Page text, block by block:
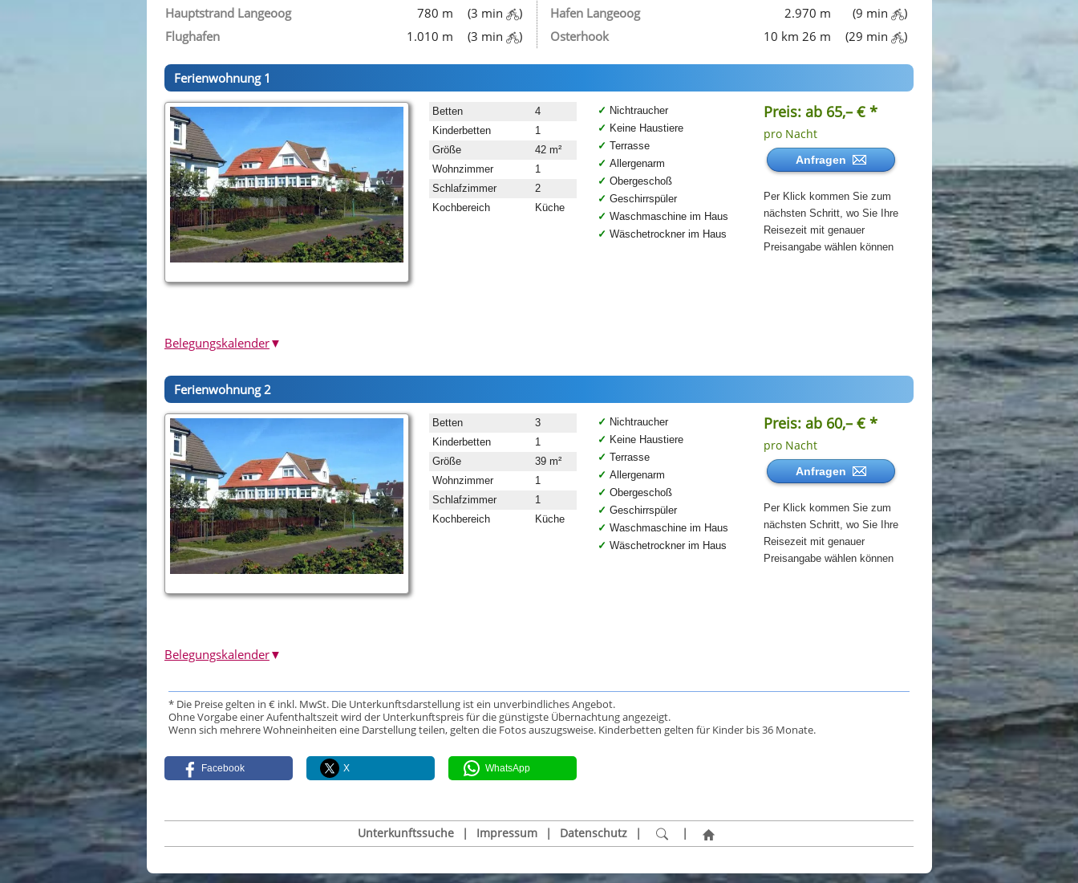
Hauptstrand Langeoog
780 m (3 min
)
Flughafen
1.010 m (3 min )
Hafen Langeoog
2.970 m (9 min
)
Osterhook
10 km 26 m (29 min )
Ferienwohnung 1
Betten
4
Kinderbetten
1
Größe
42 m²
Wohnzimmer
1
Schlafzimmer
2
Kochbereich
Küche
Nichtraucher
Keine Haustiere
Terrasse
Allergenarm
Obergeschoß
Geschirrspüler
Waschmaschine im Haus
Wäschetrockner im Haus
Preis: ab 65,– € *
pro Nacht
Anfragen
Per Klick kommen Sie zum
nächsten Schritt, wo Sie Ihre
Reisezeit mit genauer
Preisangabe wählen können
Belegungskalender▼
Ferienwohnung 2
Betten
3
Kinderbetten
1
Größe
39 m²
Wohnzimmer
1
Schlafzimmer
1
Kochbereich
Küche
Nichtraucher
Keine Haustiere
Terrasse
Allergenarm
Obergeschoß
Geschirrspüler
Waschmaschine im Haus
Wäschetrockner im Haus
Preis: ab 60,– € *
pro Nacht
Anfragen
Per Klick kommen Sie zum
nächsten Schritt, wo Sie Ihre
Reisezeit mit genauer
Preisangabe wählen können
Belegungskalender▼
* Die Preise gelten in € inkl. MwSt. Die Unterkunftsdarstellung ist ein unverbindliches Angebot.
Ohne Vorgabe einer Aufenthaltszeit wird der Unterkunftspreis für die günstigste Übernachtung angezeigt.
Wenn sich mehrere Wohneinheiten eine Darstellung teilen, gelten die Fotos auszugsweise. Kinderbetten gelten für Kinder bis 36 Monate.
Facebook X WhatsApp
Unterkunftssuche | Impressum | Datenschutz | |